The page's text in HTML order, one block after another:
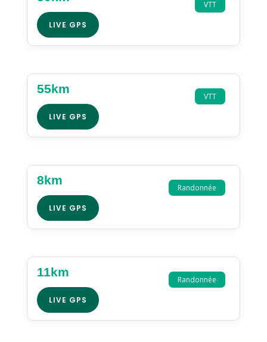
VTT
LIVE GPS
VTT
55km
LIVE GPS
Randonnée
8km
LIVE GPS
Randonnée
11km
LIVE GPS